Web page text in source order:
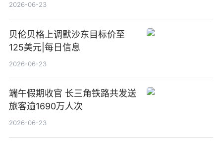
2026-06-23
贝伦贝格上调默沙东目标价至
125美元|每日信息
2026-06-23
端午假期收官 长三角铁路共发送
旅客逾1690万人次
2026-06-23